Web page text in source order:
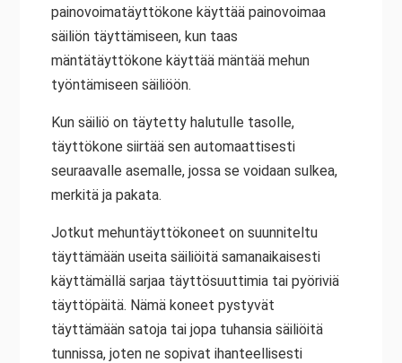
painovoimatäyttökone käyttää painovoimaa
säiliön täyttämiseen, kun taas
mäntätäyttökone käyttää mäntää mehun
työntämiseen säiliöön.
Kun säiliö on täytetty halutulle tasolle,
täyttökone siirtää sen automaattisesti
seuraavalle asemalle, jossa se voidaan sulkea,
merkitä ja pakata.
Jotkut mehuntäyttökoneet on suunniteltu
täyttämään useita säiliöitä samanaikaisesti
käyttämällä sarjaa täyttösuuttimia tai pyöriviä
täyttöpäitä. Nämä koneet pystyvät
täyttämään satoja tai jopa tuhansia säiliöitä
tunnissa, joten ne sopivat ihanteellisesti